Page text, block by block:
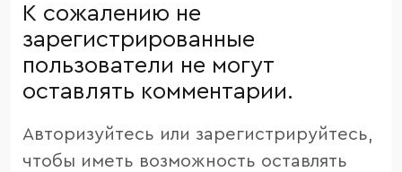
К сожалению не
зарегистрированные
пользователи не могут
оставлять комментарии.
Авторизуйтесь или зарегистрируйтесь,
чтобы иметь возможность оставлять